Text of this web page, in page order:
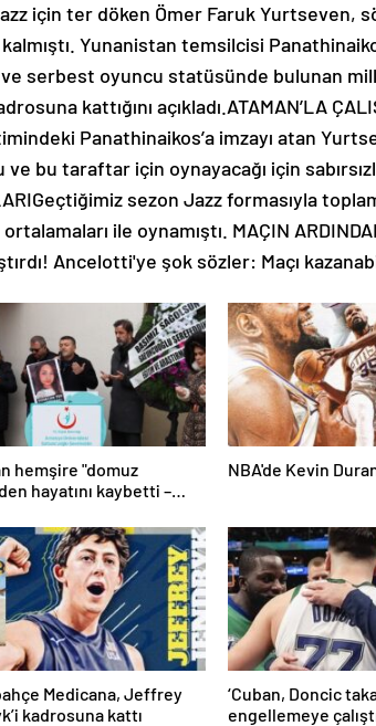
için ter döken Ömer Faruk Yurtseven,
Yunanistan temsilcisi
ve serbest oyuncu statüsünde bulunan
kattığını açıkladı.ATAMAN’LA
Panathinaikos’a imzayı atan
bu taraftar için oynayacağı için
sezon Jazz formasıyla
ile oynamıştı. MAÇIN
Ancelotti'ye şok sözler: Maçı
hemşire "domuz
hayatını kaybetti –
NBA'de Kevin
Medicana, Jeffrey
kadrosuna kattı
‘Cuban, Doncic
engellemeye